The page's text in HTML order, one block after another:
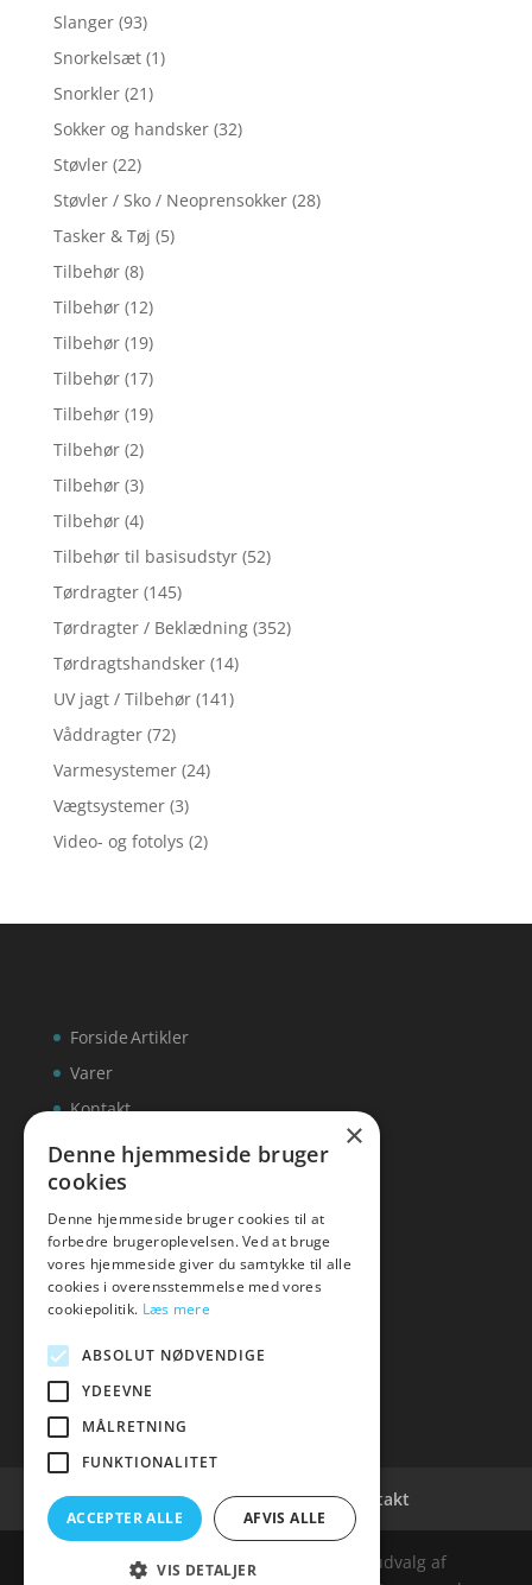
Slanger (93)
Snorkelsæt (1)
Snorkler (21)
Sokker og handsker (32)
Støvler (22)
Støvler / Sko / Neoprensokker (28)
Tasker & Tøj (5)
Tilbehør (8)
Tilbehør (12)
Tilbehør (19)
Tilbehør (17)
Tilbehør (19)
Tilbehør (2)
Tilbehør (3)
Tilbehør (4)
Tilbehør til basisudstyr (52)
Tørdragter (145)
Tørdragter / Beklædning (352)
Tørdragtshandsker (14)
UV jagt / Tilbehør (141)
Våddragter (72)
Varmesystemer (24)
Vægtsystemer (3)
Video- og fotolys (2)
Forside
Varer
Kontakt
Artikler
inks
Tlf: 7876 8672
Mail:info@inks.dk
Cookie- og privatlivspolitik Kontakt
Denne hjemmeside samler et bredt udvalg af
×
Denne hjemmeside bruger
cookies
Denne hjemmeside bruger cookies til at
forbedre brugeroplevelsen. Ved at bruge
vores hjemmeside giver du samtykke til alle
cookies i overensstemmelse med vores
cookiepolitik. Læs mere
ABSOLUT NØDVENDIGE
YDEEVNE
MÅLRETNING
FUNKTIONALITET
ACCEPTER ALLE AFVIS ALLE
VIS DETALJER